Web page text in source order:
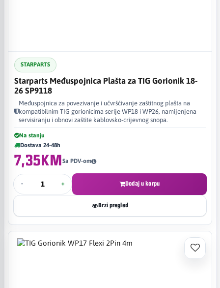
STARPARTS
Starparts Međuspojnica Plašta za TIG Gorionik 18-
26 SP9118
Međuspojnica za povezivanje i učvršćivanje zaštitnog plašta na
kompatibilnim TIG gorionicima serije WP18 i WP26, namijenjena
servisiranju i obnovi zaštite kablovsko-crijevnog snopa.
Na stanju
Dostava 24-48h
7,35KMSa PDV-om
- + Dodaj u korpu
Brzi pregled